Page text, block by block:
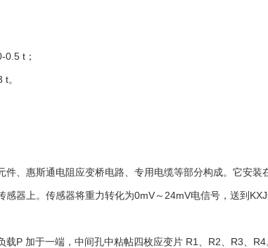
0.5 t ；
t。
件、惠斯通电阻应变桥电路、专用电缆等部分构成。它安
感器上。传感器将重力转化为0mV～ 24mV电信号，送到
载P 加于一端，中间孔中粘帖四枚应变片 R1 R2 R3 R4